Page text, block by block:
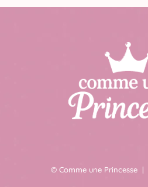
© Comme une Princesse